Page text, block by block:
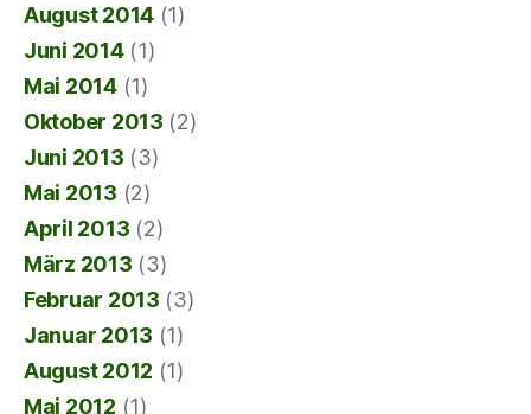
August 2014 (1)
Juni 2014(1)
Mai 2014(1)
Oktober 2013 (2)
Juni 2013 (3)
Mai 2013 (2)
April 2013 (2)
März 2013 (3)
Februar 2013 (3)
Januar 2013 (1)
August 2012 (1)
Mai 2012 (1)